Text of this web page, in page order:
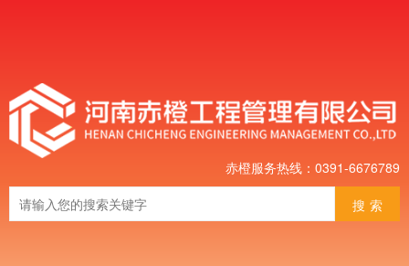
赤橙服务热线：0391-6676789
搜索